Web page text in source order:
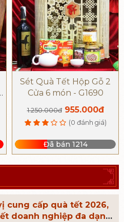
Sét Quà Tết Hộp Gỗ 2
Cửa 6 món - G1690
1.250.000đ 955.000đ
(0 đánh giá)
Đã bán 1214
cung cấp quà tết 2026,
doanh nghiệp đa dạng